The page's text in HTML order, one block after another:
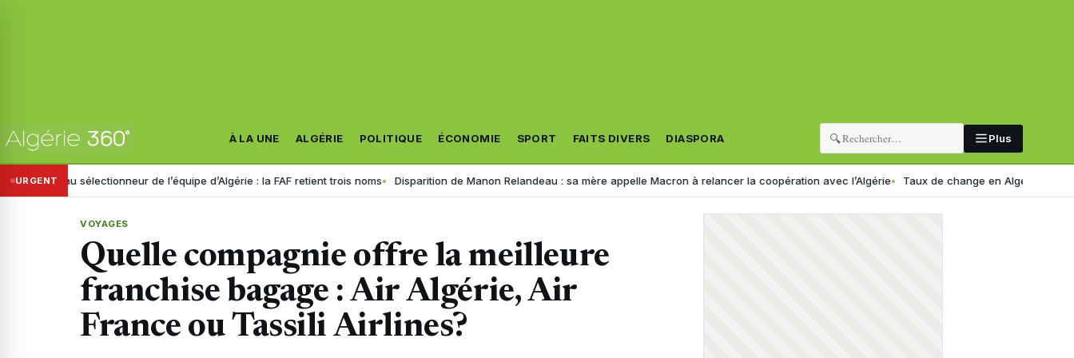
À LA UNE ALGÉRIE POLITIQUE ÉCONOMIE SPORT FAITS DIVERS DIASPORA 🔍 Plus
URGENT
sélectionneur de l’équipe d’Algérie : la FAF retient trois noms Disparition de Manon Relandeau : sa mère appelle Macron à relancer la coopération avec l’Algérie Taux de change en Algérie : voici le
VOYAGES
Quelle compagnie offre la meilleure
franchise bagage : Air Algérie, Air
France ou Tassili Airlines?